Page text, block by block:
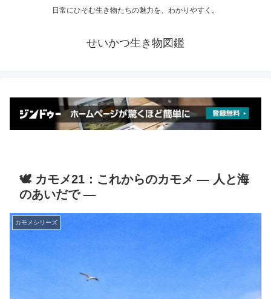
日常にひそむ生き物たちの魅力を、わかりやすく。
せいかつ生き物図鑑
🕊️ カモメ21：これからのカモメ ― 人と海
のあいだで ―
カモメシリーズ